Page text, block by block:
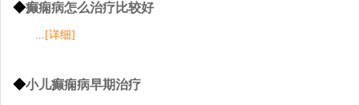
◆癫痫病怎么治疗比较好
... [详细]
◆小儿癫痫病早期治疗